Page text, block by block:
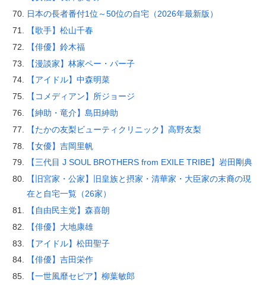
日本の長者番付1位～50位の自宅（2026年最新版）
【歌手】松山千春
【俳優】鈴木福
【漫談家】林家ペー・パー子
【アイドル】中森明菜
【コメディアン】所ジョージ
【紳助・竜介】島田紳助
【たかの友梨ビューティクリニック】高野友梨
【女優】吉岡里帆
【三代目 J SOUL BROTHERS from EXILE TRIBE】岩田剛典
【旧宮家・公家】旧皇族と摂家・清華家・大臣家の末裔の現
在と自宅一覧（26家）
【自由民主党】森喜朗
【俳優】大地康雄
【アイドル】松田聖子
【俳優】吉田栄作
【一世風靡セピア】柳葉敏郎